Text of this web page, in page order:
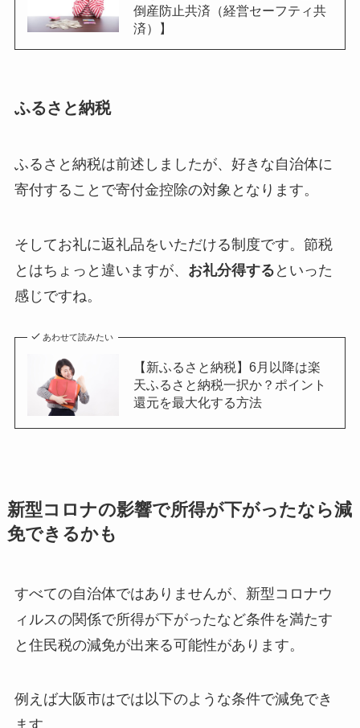
倒産防止共済（経営セーフティ共
済）】
ふるさと納税
ふるさと納税は前述しましたが、好きな自治体に
寄付することで寄付金控除の対象となります。
そしてお礼に返礼品をいただける制度です。節税
とはちょっと違いますが、 お礼分得する といった
感じですね。
あわせて読みたい
【新ふるさと納税】6月以降は楽
天ふるさと納税一択か？ポイント
還元を最大化する方法
新型コロナの影響で所得が下がったなら減
免できるかも
すべての自治体ではありませんが、新型コロナウ
ィルスの関係で所得が下がったなど条件を満たす
と住民税の減免が出来る可能性があります。
例えば大阪市はでは以下のような条件で減免でき